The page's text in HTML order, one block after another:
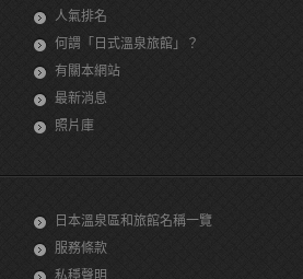
人氣排名
何謂「日式溫泉旅館」？
有關本網站
最新消息
照片庫
日本溫泉區和旅館名稱一覽
服務條款
私穩聲明